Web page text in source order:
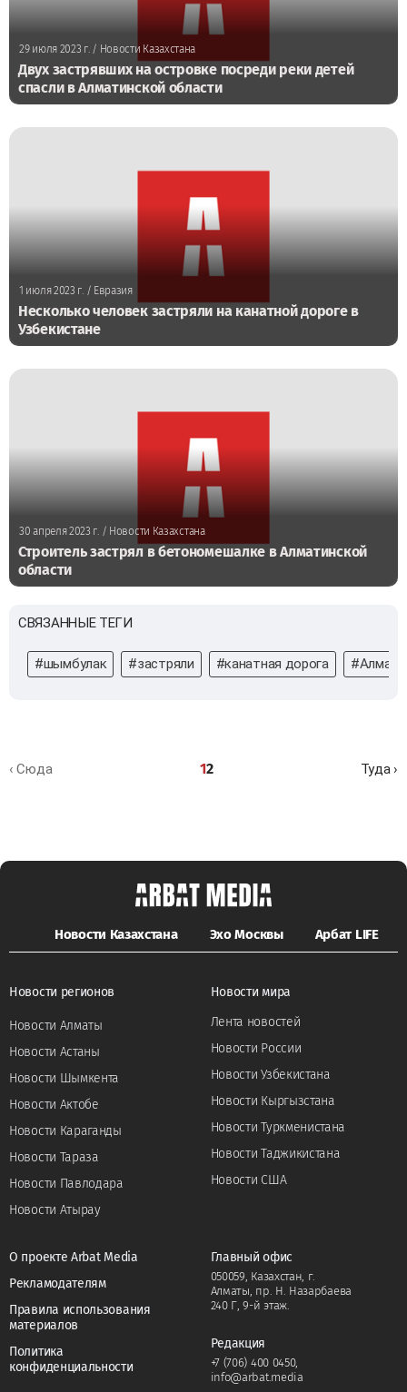
29 июля 2023 г./ Новости Казахстана
Двух застрявших на островке посреди реки детей
спасли в Алматинской области
1 июля 2023 г. / Евразия
Несколько человек застряли на канатной дороге в
Узбекистане
30 апреля 2023 г./ Новости Казахстана
Строитель застрял в бетономешалке в Алматинской
области
СВЯЗАННЫЕ ТЕГИ
#шымбулак #застряли #канатная дорога
‹ Сюда 12 Туда ›
Новости Казахстана Эхо Москвы Арбат LIFE
Новости регионов
Новости Алматы
Новости Астаны
Новости Шымкента
Новости Актобе
Новости Караганды
Новости Тараза
Новости Павлодара
Новости Атырау
Новости мира
Лента новостей
Новости России
Новости Узбекистана
Новости Кыргызстана
Новости Туркменистана
Новости Таджикистана
Новости США
О проекте Arbat Media
Рекламодателям
Правила использования
материалов
Политика
конфиденциальности
Главный офис
050059, Казахстан, г.
Алматы, пр. Н. Назарбаева
240 Г, 9-й этаж.
Редакция
+7 (706) 400 0450,
info@arbat.media